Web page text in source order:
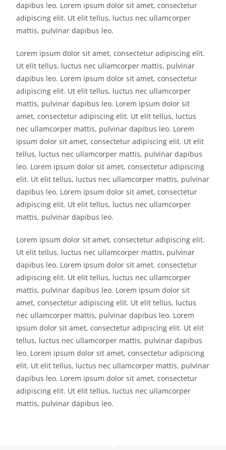
dapibus leo. Lorem ipsum dolor sit amet, consectetur
adipiscing elit. Ut elit tellus, luctus nec ullamcorper
mattis, pulvinar dapibus leo.
Lorem ipsum dolor sit amet, consectetur adipiscing elit.
Ut elit tellus, luctus nec ullamcorper mattis, pulvinar
dapibus leo. Lorem ipsum dolor sit amet, consectetur
adipiscing elit. Ut elit tellus, luctus nec ullamcorper
mattis, pulvinar dapibus leo. Lorem ipsum dolor sit
amet, consectetur adipiscing elit. Ut elit tellus, luctus
nec ullamcorper mattis, pulvinar dapibus leo. Lorem
ipsum dolor sit amet, consectetur adipiscing elit. Ut elit
tellus, luctus nec ullamcorper mattis, pulvinar dapibus
leo. Lorem ipsum dolor sit amet, consectetur adipiscing
elit. Ut elit tellus, luctus nec ullamcorper mattis, pulvinar
dapibus leo. Lorem ipsum dolor sit amet, consectetur
adipiscing elit. Ut elit tellus, luctus nec ullamcorper
mattis, pulvinar dapibus leo.
Lorem ipsum dolor sit amet, consectetur adipiscing elit.
Ut elit tellus, luctus nec ullamcorper mattis, pulvinar
dapibus leo. Lorem ipsum dolor sit amet, consectetur
adipiscing elit. Ut elit tellus, luctus nec ullamcorper
mattis, pulvinar dapibus leo. Lorem ipsum dolor sit
amet, consectetur adipiscing elit. Ut elit tellus, luctus
nec ullamcorper mattis, pulvinar dapibus leo. Lorem
ipsum dolor sit amet, consectetur adipiscing elit. Ut elit
tellus, luctus nec ullamcorper mattis, pulvinar dapibus
leo. Lorem ipsum dolor sit amet, consectetur adipiscing
elit. Ut elit tellus, luctus nec ullamcorper mattis, pulvinar
dapibus leo. Lorem ipsum dolor sit amet, consectetur
adipiscing elit. Ut elit tellus, luctus nec ullamcorper
mattis, pulvinar dapibus leo.